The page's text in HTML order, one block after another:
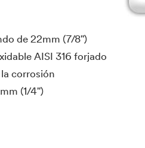
de 22mm (7/8")
AISI 316 forjado
corrosión
(1/4")